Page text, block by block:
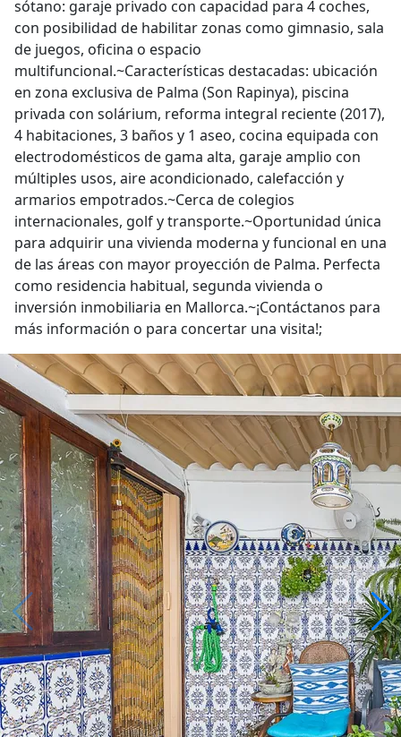
sótano: garaje privado con capacidad para 4 coches,
con posibilidad de habilitar zonas como gimnasio, sala
de juegos, oficina o espacio
multifuncional.~Características destacadas: ubicación
en zona exclusiva de Palma (Son Rapinya), piscina
privada con solárium, reforma integral reciente (2017),
4 habitaciones, 3 baños y 1 aseo, cocina equipada con
electrodomésticos de gama alta, garaje amplio con
múltiples usos, aire acondicionado, calefacción y
armarios empotrados.~Cerca de colegios
internacionales, golf y transporte.~Oportunidad única
para adquirir una vivienda moderna y funcional en una
de las áreas con mayor proyección de Palma. Perfecta
como residencia habitual, segunda vivienda o
inversión inmobiliaria en Mallorca.~¡Contáctanos para
más información o para concertar una visita!;